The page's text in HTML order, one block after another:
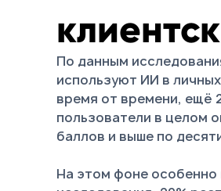
По данным
используют ИИ в
время от времени, ещё
пользователи в целом
баллов и выше по
На этом фоне особенно